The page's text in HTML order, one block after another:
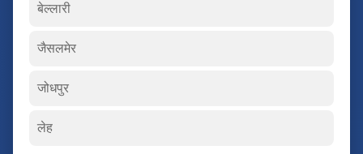
बेल्लारी
जैसलमेर
जोधपुर
लेह